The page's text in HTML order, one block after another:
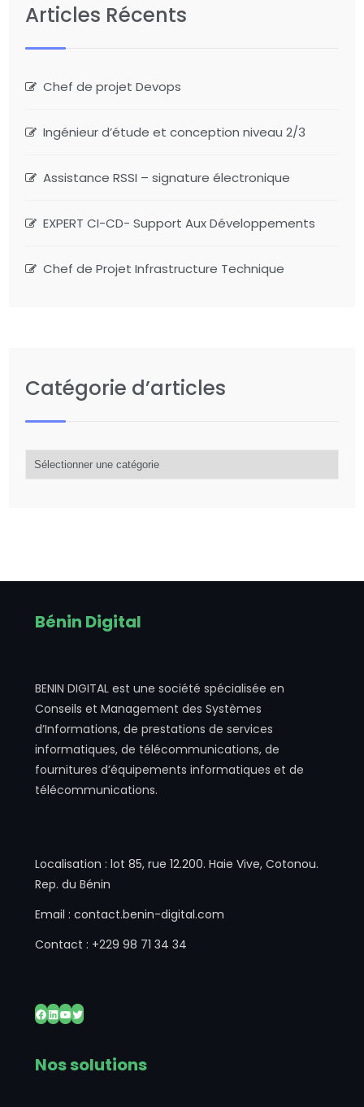
Articles Récents
Chef de projet Devops
Ingénieur d’étude et conception niveau 2/3
Assistance RSSI – signature électronique
EXPERT CI-CD- Support Aux Développements
Chef de Projet Infrastructure Technique
Catégorie d’articles
d’articles
Bénin Digital
BENIN DIGITAL est une société spécialisée en
Conseils et Management des Systèmes
d’Informations, de prestations de services
informatiques, de télécommunications, de
fournitures d’équipements informatiques et de
télécommunications.
Localisation : lot 85, rue 12.200. Haie Vive, Cotonou.
Rep. du Bénin
Email : contact.benin-digital.com
Contact : +229 98 71 34 34
Facebook
LinkedIn
YouTube
Twitter
Nos solutions